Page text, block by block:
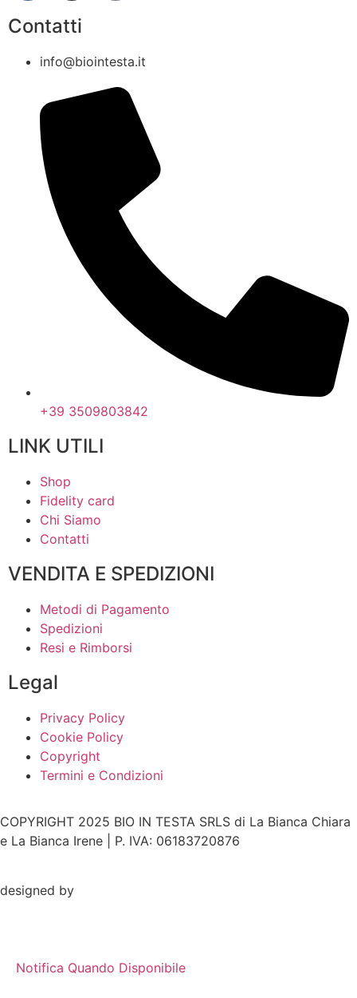
Contatti
info@biointesta.it
+39 3509803842
LINK UTILI
Shop
Fidelity card
Chi Siamo
Contatti
VENDITA E SPEDIZIONI
Metodi di Pagamento
Spedizioni
Resi e Rimborsi
Legal
Privacy Policy
Cookie Policy
Copyright
Termini e Condizioni
COPYRIGHT 2025 BIO IN TESTA SRLS di La Bianca Chiara
e La Bianca Irene | P. IVA: 06183720876
designed by
Notifica Quando Disponibile